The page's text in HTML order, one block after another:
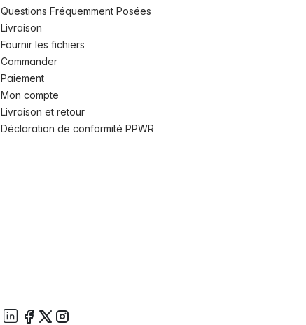
Questions Fréquemment Posées
Livraison
Fournir les fichiers
Commander
Paiement
Mon compte
Livraison et retour
Déclaration de conformité PPWR